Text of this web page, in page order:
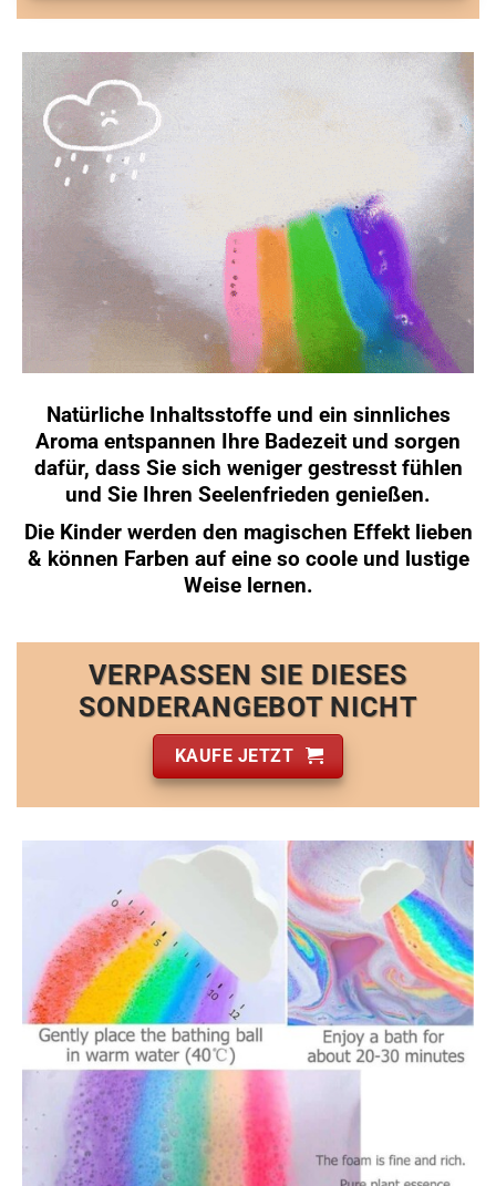
Natürliche Inhaltsstoffe und ein sinnliches
Aroma entspannen Ihre Badezeit und sorgen
dafür, dass Sie sich weniger gestresst fühlen
und Sie Ihren Seelenfrieden genießen.
Die Kinder werden den magischen Effekt lieben
& können Farben auf eine so coole und lustige
Weise lernen.
VERPASSEN SIE DIESES
SONDERANGEBOT NICHT
KAUFE JETZT